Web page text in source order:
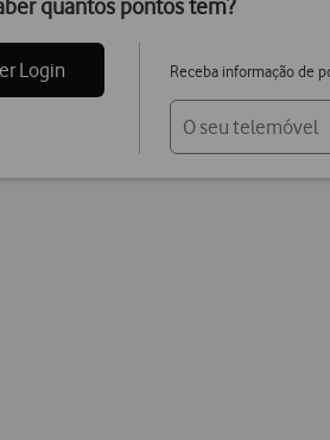
quantos pontos tem?
Login Receba informação de